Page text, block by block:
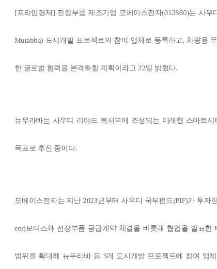
[프라임경제] 전장부품 제조기업 모베이스전자(012860)는 사우
Murabba) 도시개발 프로젝트의 참여 업체로 등록하고, 차량용
한 글로벌 협력을 본격화할 계획이라고 22일 밝혔다.
뉴무라바는 사우디 리야드 북서부에 조성되는 미래형 스마트
목표로 추진 중이다.
모베이스전자는 지난 2023년부터 사우디 국부펀드(PIF)가 투자
eer)모터스와 전장부품 공급계약 체결을 비롯해 협업을 발표한
범위를 확대해 뉴무라바 등 3개 도시개발 프로젝트에 참여 업